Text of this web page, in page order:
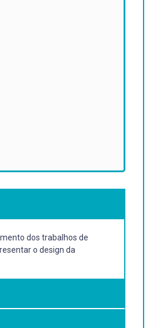
dos trabalhos de
o design da